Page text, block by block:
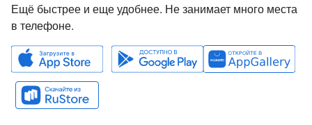
Ещё быстрее и еще удобнее. Не занимает много места
в телефоне.